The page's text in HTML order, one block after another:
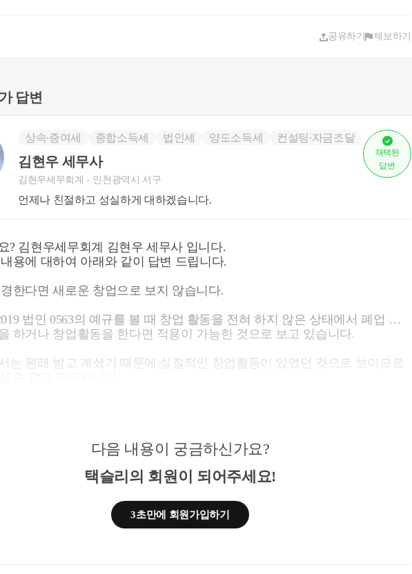
공유하기 제보하기
답변
채택된
답변
상속∙증여세 종합소득세 법인세 양도소득세 컨설팅∙자금조달
김현우 세무사
김현우세무회계 인천광역시 서구
언제나 친절하고 성실하게 대하겠습니다.
? 김현우세무회계 김현우 세무사 입니다.
용에 대하여 아래와 같이 답변 드립니다.
한다면 새로운 창업으로 보지 않습니다.
법인 0563의 예규를 볼 때 창업 활동을 전혀 하지 않은 상태에서 폐업 후,
하거나 창업활동을 한다면 적용이 가능한 것으로 보고 있습니다.
는 원래 받고 계셨기 때문에 실질적인 창업활동이 있었던 것으로 보이므로
다음 내용이 궁금하신가요?
택슬리의 회원이 되어주세요!
3초만에 회원가입하기